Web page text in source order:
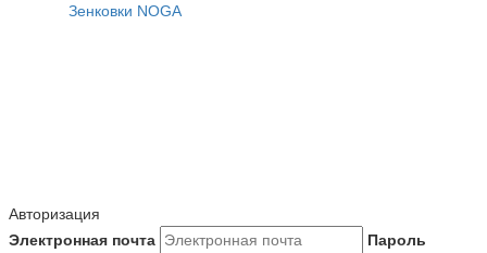
Зенковки NOGA
Авторизация
Электронная почта
Пароль